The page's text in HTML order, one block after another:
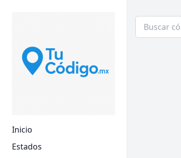
Inicio
Estados